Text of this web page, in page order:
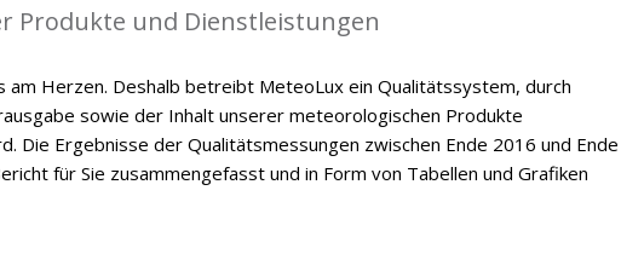
Produkte und Dienstleistungen
am Herzen. Deshalb betreibt MeteoLux ein Qualitätssystem, durch
sowie der Inhalt unserer meteorologischen Produkte
Die Ergebnisse der Qualitätsmessungen zwischen Ende 2016 und Ende
für Sie zusammengefasst und in Form von Tabellen und Grafiken